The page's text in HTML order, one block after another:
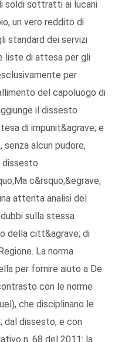
soldi sottratti ai lucani
un vero reddito di
standard dei servizi
liste di attesa per gli
per
del capoluogo di
il dissesto
di impunit&agrave; e
senza alcun pudore,
dissesto
c&rsquo;&egrave;
attenta analisi del
sulla stessa
della citt&agrave; di
La norma
per fornire aiuto a De
con le norme
che disciplinano le
dal dissesto, e con
n. 68 del 2011: la